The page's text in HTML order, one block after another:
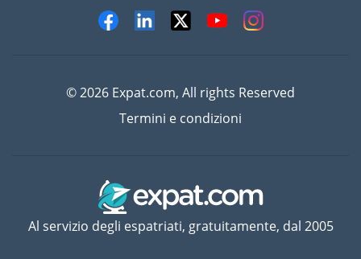
© 2026 Expat.com, All rights Reserved
Termini e condizioni
Al servizio degli espatriati, gratuitamente, dal 2005